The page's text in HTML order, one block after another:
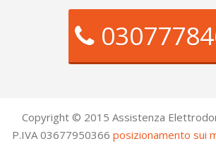
Copyright © 2015 Assistenza
P.IVA 03677950366 posizionamento sui